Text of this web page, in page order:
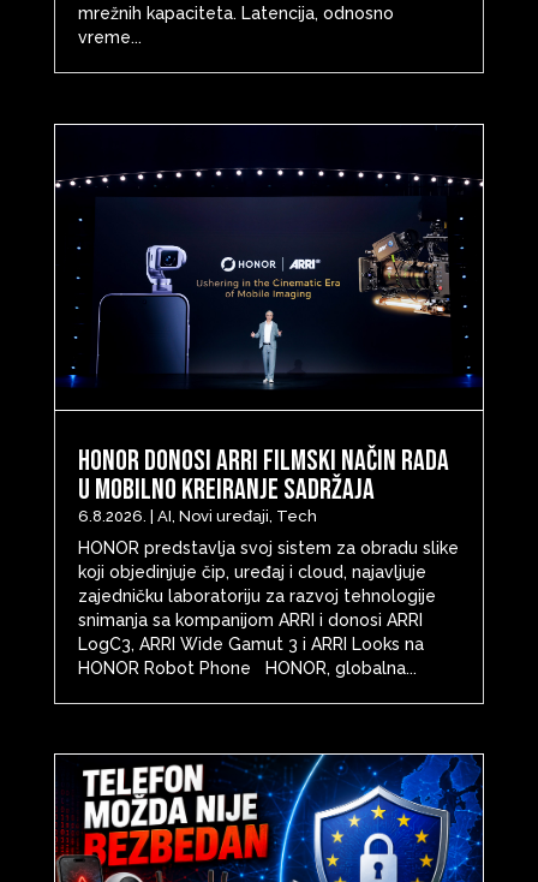
mrežnih kapaciteta. Latencija, odnosno
vreme...
HONOR donosi ARRI filmski način rada
u mobilno kreiranje sadržaja
6.8.2026. AI, Novi uređaji, Tech
HONOR predstavlja svoj sistem za obradu slike
koji objedinjuje čip, uređaj i cloud, najavljuje
zajedničku laboratoriju za razvoj tehnologije
snimanja sa kompanijom ARRI i donosi ARRI
LogC3, ARRI Wide Gamut 3 i ARRI Looks na
HONOR Robot Phone HONOR, globalna...